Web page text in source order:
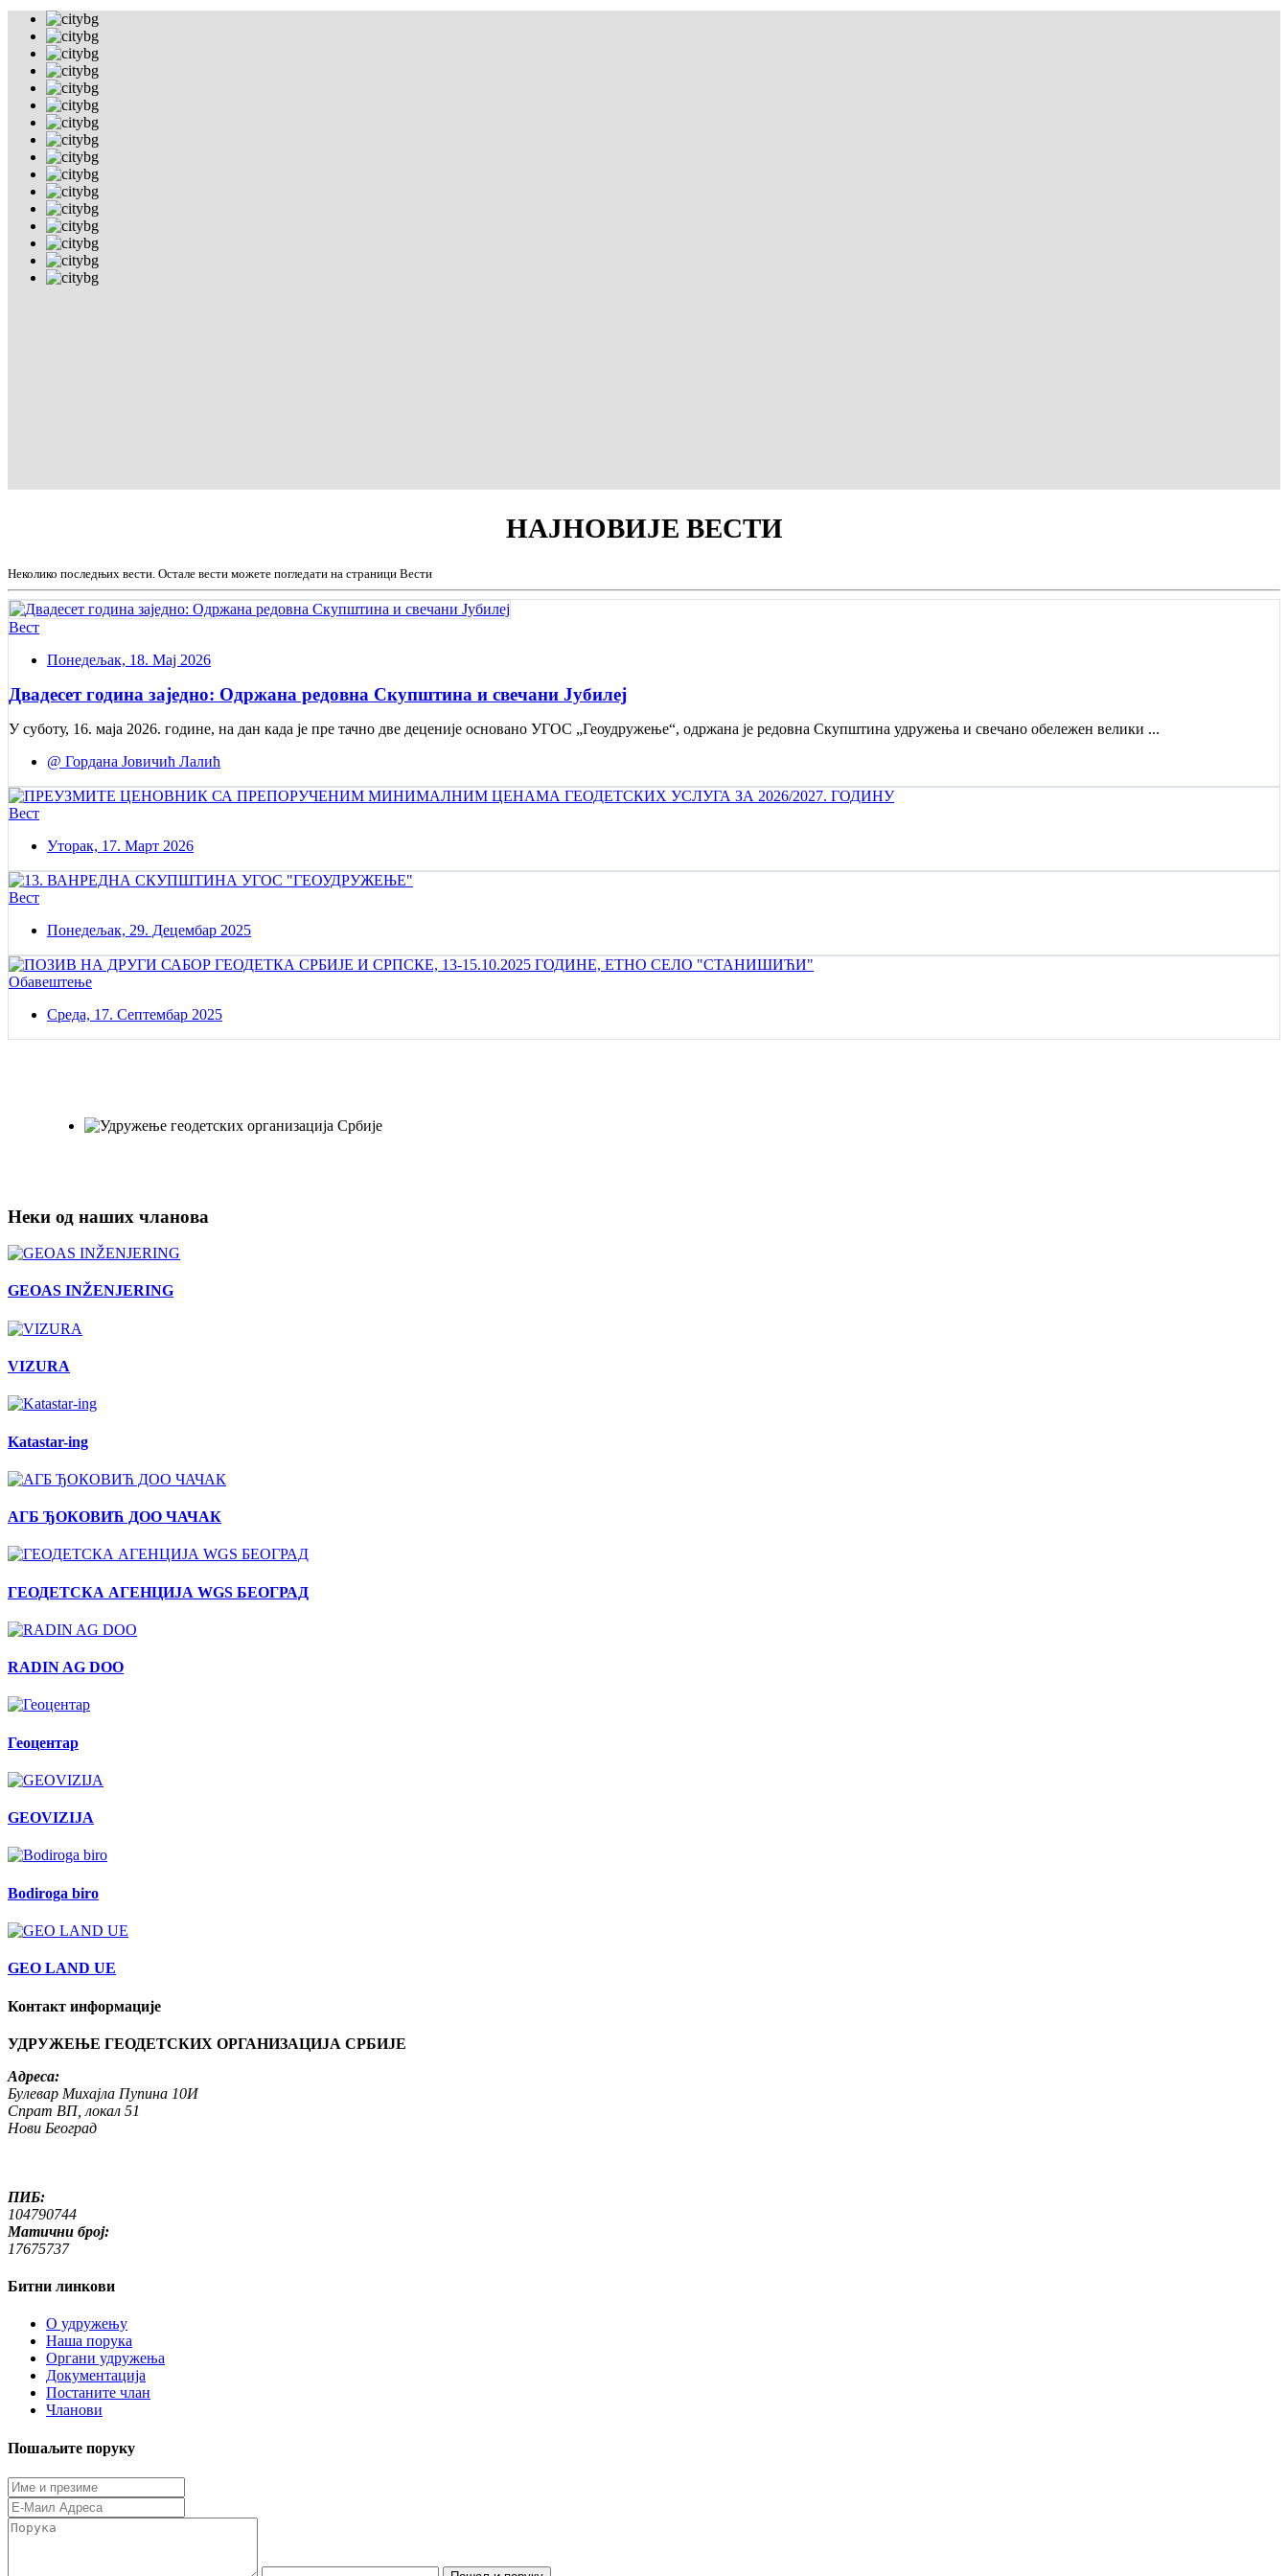
НАЈНОВИЈЕ ВЕСТИ
Неколико последњих вести. Остале вести можете погледати на страници Вести
Вест
Понедељак, 18. Мај 2026
Двадесет година заједно: Одржана редовна Скупштина и свечани Jубилеј
У суботу, 16. маја 2026. године, на дан када је пре тачно две деценије основано УГОС „Геоудружење“, одржана је редовна Скупштина удружења и свечано обележен велики ...
@ Гордана Јовичић Лалић
Вест
Уторак, 17. Март 2026
Вест
Понедељак, 29. Децембар 2025
Обавештење
Среда, 17. Септембар 2025
Неки од наших чланова
GEOAS INŽENJERING
VIZURA
Katastar-ing
АГБ ЂОКОВИЋ ДОО ЧАЧАК
ГЕОДЕТСКА АГЕНЦИЈА WGS БЕОГРАД
RADIN AG DOO
Геоцентар
GEOVIZIJA
Bodiroga biro
GEO LAND UE
Контакт информације
УДРУЖЕЊЕ ГЕОДЕТСКИХ ОРГАНИЗАЦИЈА СРБИЈЕ
Адреса:
Булевар Михајла Пупина 10И
Спрат ВП, локал 51
Нови Београд
ПИБ:
104790744
Матични број:
17675737
Битни линкови
O удружењу
Наша порука
Органи удружења
Документација
Постаните члан
Чланови
Пошаљите поруку